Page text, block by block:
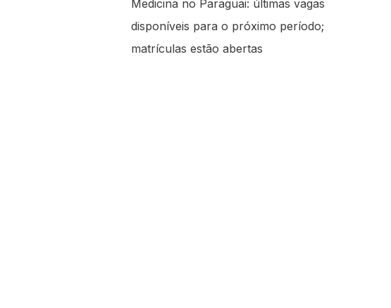
Medicina no Paraguai: últimas vagas
disponíveis para o próximo período;
matrículas estão abertas